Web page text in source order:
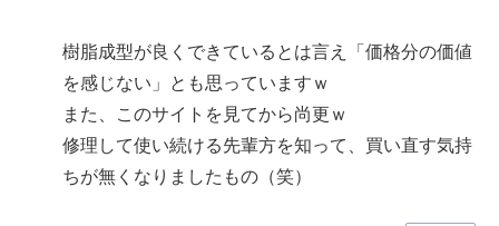
樹脂成型が良くできているとは言え「価格分の価値
を感じない」とも思っていますｗ
また、このサイトを見てから尚更ｗ
修理して使い続ける先輩方を知って、買い直す気持
ちが無くなりましたもの（笑）